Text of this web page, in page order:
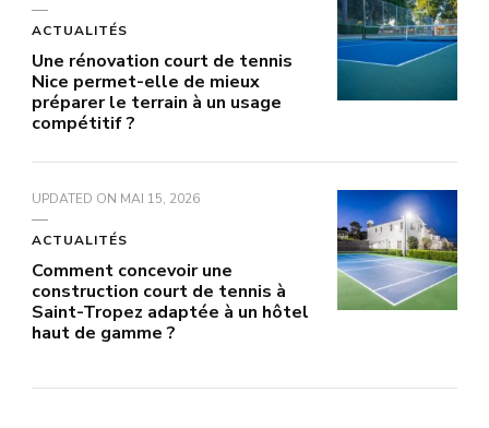
ACTUALITÉS
Une rénovation court de tennis
Nice permet-elle de mieux
préparer le terrain à un usage
compétitif ?
UPDATED ON MAI 15, 2026
ACTUALITÉS
Comment concevoir une
construction court de tennis à
Saint-Tropez adaptée à un hôtel
haut de gamme ?